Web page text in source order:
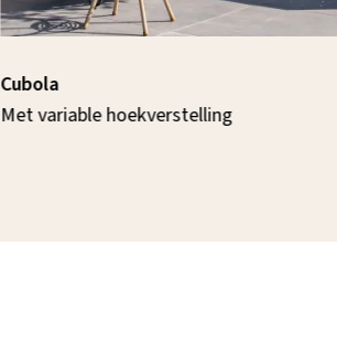
Cubola
Met variable hoekverstelling